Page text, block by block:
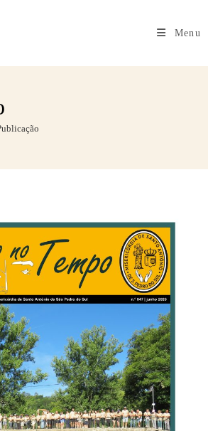
Menu